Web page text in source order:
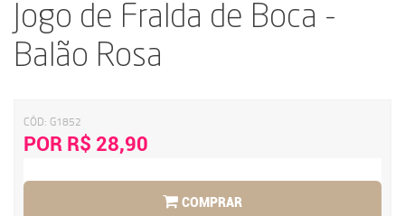
Jogo de Fralda de Boca -
Balão Rosa
CÓD: G1852
POR R$ 28,90
COMPRAR